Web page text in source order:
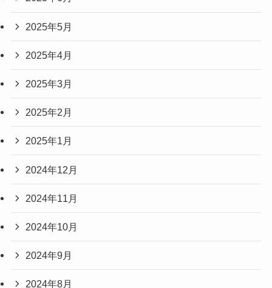
2025年5月
2025年4月
2025年3月
2025年2月
2025年1月
2024年12月
2024年11月
2024年10月
2024年9月
2024年8月